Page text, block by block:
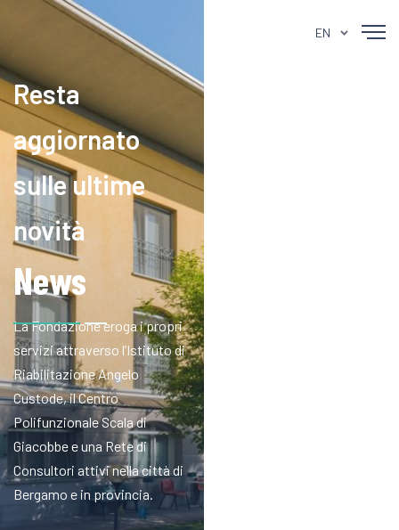
EN
Resta
aggiornato
sulle ultime
novità
News
La Fondazione eroga i propri
servizi attraverso l’Istituto di
Riabilitazione Angelo
Custode, il Centro
Polifunzionale Scala di
Giacobbe e una Rete di
Consultori attivi nella città di
Bergamo e in provincia.